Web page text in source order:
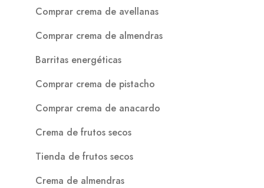
Comprar crema de avellanas
Comprar crema de almendras
Barritas energéticas
Comprar crema de pistacho
Comprar crema de anacardo
Crema de frutos secos
Tienda de frutos secos
Crema de almendras